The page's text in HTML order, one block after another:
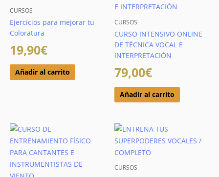
CURSOS
Ejercicios para mejorar tu
Coloratura
19,90€
Añadir al carrito
CURSOS
CURSO INTENSIVO ONLINE
DE TÉCNICA VOCAL E
INTERPRETACIÓN
79,00€
Añadir al carrito
CURSOS